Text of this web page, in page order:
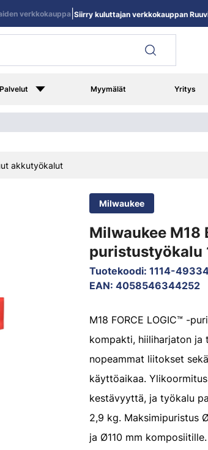
Palvelut Myymälät Yritys
verkkokauppa| Siirry kuluttajan verkkokauppan
akkutyökalut
Milwaukee
Milwaukee M18
puristustyökalu
Tuotekoodi: 1114-
EAN: 4058546344252
M18 FORCE LOGIC™ -
kompakti, hiiliharjaton ja
nopeammat liitokset
käyttöaikaa.
kestävyyttä, ja työkalu
2,9 kg. Maksimipuristus
ja Ø110 mm